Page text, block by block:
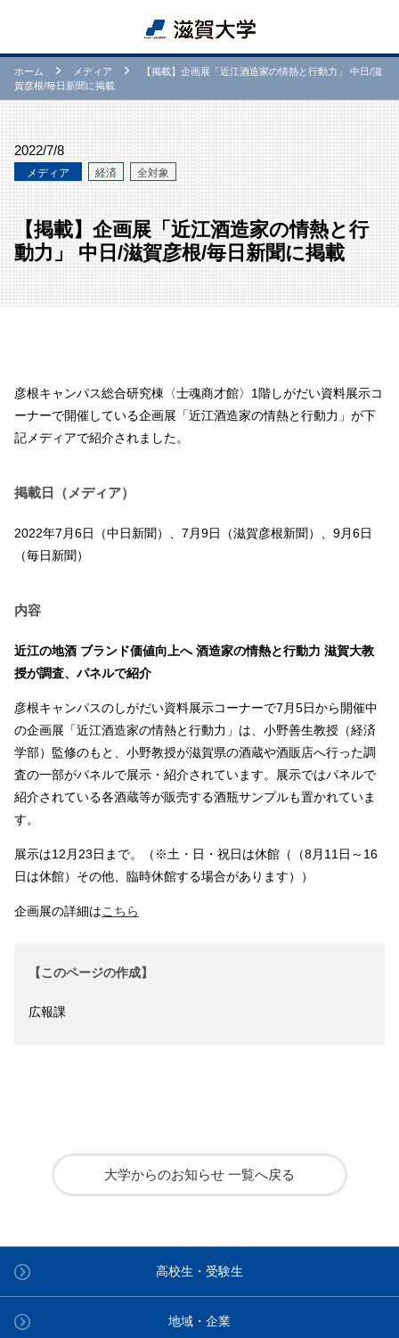
ホーム メディア
【掲載】企画展「近江酒造家の情熱と行動力」 中日/滋
賀彦根/毎日新聞に掲載
2022/7/8
メディア 経済 全対象
【掲載】企画展「近江酒造家の情熱と行
動力」 中日/滋賀彦根/毎日新聞に掲載
彦根キャンパス総合研究棟〈士魂商才館〉1階しがだい資料展示コ
ーナーで開催している企画展「近江酒造家の情熱と行動力」が下
記メディアで紹介されました。
掲載日（メディア）
2022年7月6日（中日新聞）、7月9日（滋賀彦根新聞）、9月6日
（毎日新聞）
内容
近江の地酒 ブランド価値向上へ 酒造家の情熱と行動力 滋賀大教
授が調査、パネルで紹介
彦根キャンパスのしがだい資料展示コーナーで7月5日から開催中
の企画展「近江酒造家の情熱と行動力」は、小野善生教授（経済
学部）監修のもと、小野教授が滋賀県の酒蔵や酒販店へ行った調
査の一部がパネルで展示・紹介されています。展示ではパネルで
紹介されている各酒蔵等が販売する酒瓶サンプルも置かれていま
す。
展示は12月23日まで。（※土・日・祝日は休館（（8月11日～16
日は休館）その他、臨時休館する場合があります））
企画展の詳細はこちら
【このページの作成】
広報課
大学からのお知らせ 一覧へ戻る
高校生・受験生
地域・企業